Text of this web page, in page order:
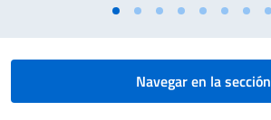
Navegar en la sección